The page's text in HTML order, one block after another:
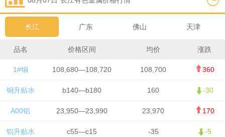
长江 广东 佛山 天津
品名 价格区间 均价 涨跌
1#铜 108,680—108,720 108,700 360
铜升贴水 b140—b180 160 -30
A00铝 23,950—23,990 23,970 170
铝升贴水 c55—c15 -35 -5